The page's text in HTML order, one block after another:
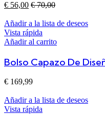
€ 56,00 €70,00
Añadir a la lista de deseos
Vista rápida
Añadir al carrito
€ 169,99
Añadir a la lista de deseos
Vista rápida